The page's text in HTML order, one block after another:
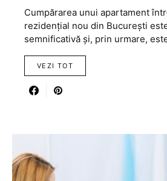
Cumpărarea unui apartament
rezidențial nou din București
semnificativă și, prin urmare,
VEZI TOT